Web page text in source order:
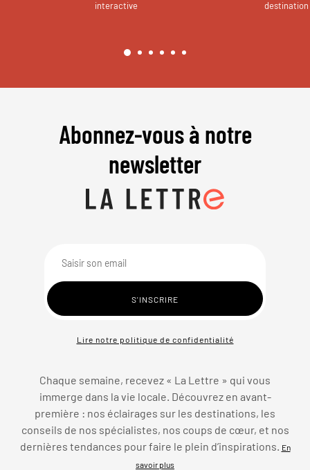
interactive
destination
Abonnez-vous à notre
newsletter
Lire notre politique de confidentialité
Chaque semaine, recevez « La Lettre » qui vous
immerge dans la vie locale. Découvrez en avant-
première : nos éclairages sur les destinations, les
conseils de nos spécialistes, nos coups de cœur, et nos
dernières tendances pour faire le plein d’inspirations.
En
savoir plus